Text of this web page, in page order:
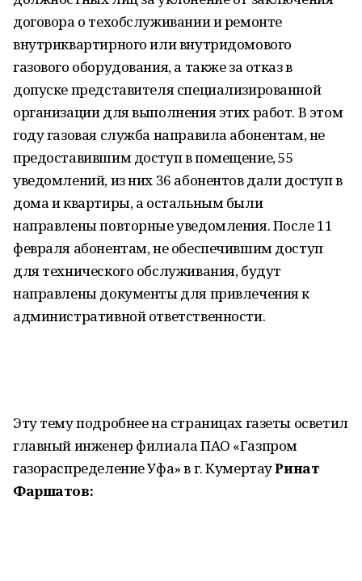
договора о техобслуживании и ремонте
внутриквартирного или внутридомового
газового оборудования, а также за отказ в
допуске представителя специализированной
организации для выполнения этих работ. В этом
году газовая служба направила абонентам, не
предоставившим доступ в помещение, 55
уведомлений, из них 36 абонентов дали доступ в
дома и квартиры, а остальным были
направлены повторные уведомления. После 11
февраля абонентам, не обеспечившим доступ
для технического обслуживания, будут
направлены документы для привлечения к
административной ответственности.
Эту тему подробнее на страницах газеты осветил
главный инженер филиала ПАО «Газпром
газораспределение Уфа» в г. КумертауРинат
Фаршатов: